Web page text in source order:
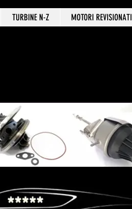
TURBINE N-Z MOTORI REVISIONATI